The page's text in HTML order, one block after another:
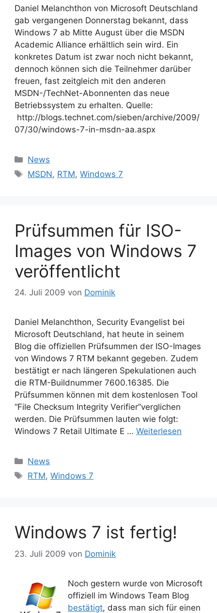
Daniel Melanchthon von Microsoft Deutschland
gab vergangenen Donnerstag bekannt, dass
Windows 7 ab Mitte August über die MSDN
Academic Alliance erhältlich sein wird. Ein
konkretes Datum ist zwar noch nicht bekannt,
dennoch können sich die Teilnehmer darüber
freuen, fast zeitgleich mit den anderen
MSDN-/TechNet-Abonnenten das neue
Betriebssystem zu erhalten. Quelle:
http://blogs.technet.com/sieben/archive/2009/
07/30/windows-7-in-msdn-aa.aspx
Kategorien
News
Schlagwörter
MSDN, RTM,Windows 7
Prüfsummen für ISO-
Images von Windows 7
veröffentlicht
24. Juli 2009 von Dominik
Daniel Melanchthon, Security Evangelist bei
Microsoft Deutschland, hat heute in seinem
Blog die offiziellen Prüfsummen der ISO-Images
von Windows 7 RTM bekannt gegeben. Zudem
bestätigt er nach längeren Spekulationen auch
die RTM-Buildnummer 7600.16385. Die
Prüfsummen können mit dem kostenlosen Tool
“File Checksum Integrity Verifier”verglichen
werden. Die Prüfsummen lauten wie folgt:
Windows 7 Retail Ultimate E … Weiterlesen
Kategorien
News
Schlagwörter
RTM,Windows 7
Windows 7 ist fertig!
23. Juli 2009 von Dominik
Noch gestern wurde von Microsoft
offiziell im Windows Team Blog
bestätigt, dass man sich für einen